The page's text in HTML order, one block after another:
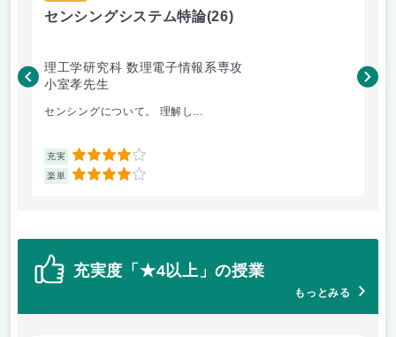
センシングシステム特論(26)
理工学研究科 数理電子情報系専攻
小室孝先生
センシングについて。 理解し...
充実 4
楽単 4
松
充実度「★4以上」の授業
もっとみる